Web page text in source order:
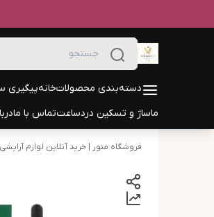
دسته‌بندی محصولاتخانهپیگیری
ماساژ و تسکین دردساعتتماس با ما
فروشگاه منور | خرید آنلاین لوازم